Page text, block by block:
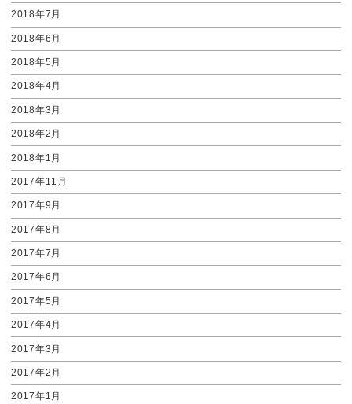
2018年7月
2018年6月
2018年5月
2018年4月
2018年3月
2018年2月
2018年1月
2017年11月
2017年9月
2017年8月
2017年7月
2017年6月
2017年5月
2017年4月
2017年3月
2017年2月
2017年1月